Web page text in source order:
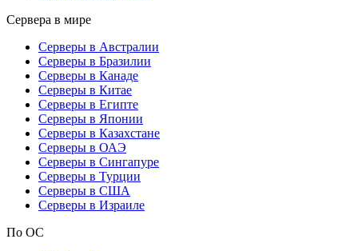
Сервера в мире
Серверы в Австралии
Серверы в Бразилии
Серверы в Канаде
Серверы в Китае
Серверы в Египте
Серверы в Японии
Серверы в Казахстане
Серверы в ОАЭ
Серверы в Сингапуре
Серверы в Турции
Серверы в США
Серверы в Израиле
По ОС